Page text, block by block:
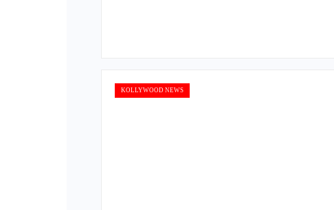
KOLLYWOOD NEWS